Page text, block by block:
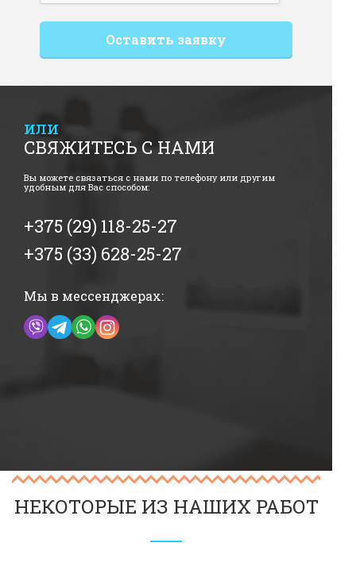
или
СВЯЖИТЕСЬ С НАМИ
Вы можете связаться с нами по телефону или другим
удобным для Вас способом:
+375 (29) 118-25-27
+375 (33) 628-25-27
Мы в мессенджерах:
НЕКОТОРЫЕ ИЗ НАШИХ РАБОТ